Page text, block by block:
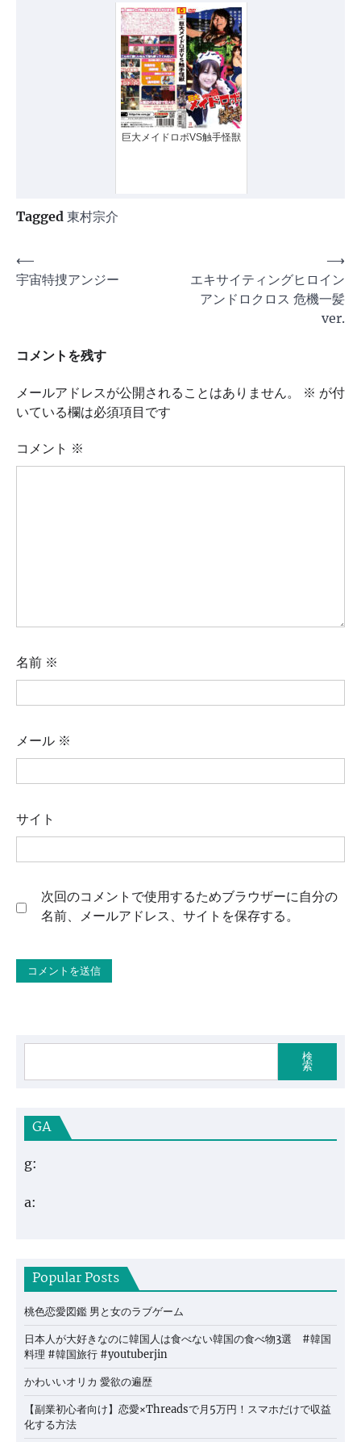
巨大メイドロボVS触手怪獣
Tagged 東村宗介
投
稿
ゲ
ー
シ
ン
⟵
宇宙特捜アンジー
エキサイティングヒロイン
アンドロクロス 危機一髪
ver.
⟶
コメントを残す
メールアドレスが公開されることはありません。 ※ が付
いている欄は必須項目です
コメント ※
名前 ※
メール ※
サイト
次回のコメントで使用するためブラウザーに自分の
名前、メールアドレス、サイトを保存する。
検
索
GA
g:
a:
Popular Posts
桃色恋愛図鑑 男と女のラブゲーム
日本人が大好きなのに韓国人は食べない韓国の食べ物3選 #韓国
料理 #韓国旅行 #youtuberjin
かわいいオリカ 愛欲の遍歴
【副業初心者向け】恋愛×Threadsで月5万円！スマホだけで収益
化する方法